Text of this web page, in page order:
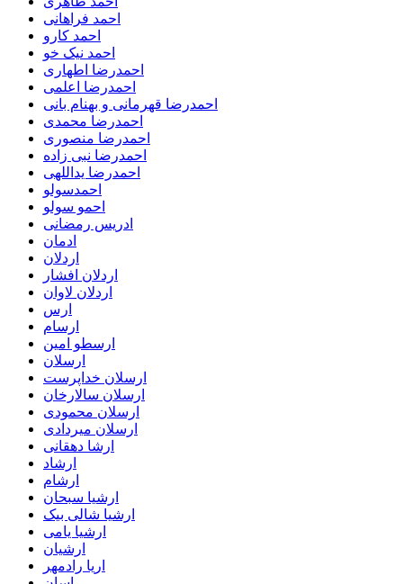
احمد فراهانی
احمد کارو
احمد نیک خو
احمدرضا اطهاری
احمدرضا اعلمی
احمدرضا قهرمانی و بهنام بانی
احمدرضا محمدی
احمدرضا منصوری
احمدرضا نبی زاده
احمدرضا یداللهی
احمدسولو
احمو سولو
ادریس رمضانی
ادمان
اردلان
اردلان افشار
اردلان لاوان
ارس
ارسام
ارسطو امین
ارسلان
ارسلان خداپرست
ارسلان سالارخان
ارسلان محمودی
ارسلان میردادی
ارشا دهقانی
ارشاد
ارشام
ارشیا سبحان
ارشیا شالی بیک
ارشیا یامی
ارشیان
اریا رادمهر